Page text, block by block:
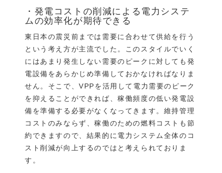
・発電コストの削減による電力システ
ムの効率化が期待できる
東日本の震災前までは需要に合わせて供給を行う
という考え方が主流でした。このスタイルでいく
にはあまり発生しない需要のピークに対しても発
電設備をあらかじめ準備しておかなければなりま
せん。そこで、VPPを活用して電力需要のピーク
を抑えることができれば、稼働頻度の低い発電設
備を準備する必要がなくなってきます。維持管理
コストのみならず、稼働のための燃料コストも節
約できますので、結果的に電力システム全体のコ
スト削減が向上するのではと考えられておりま
す。